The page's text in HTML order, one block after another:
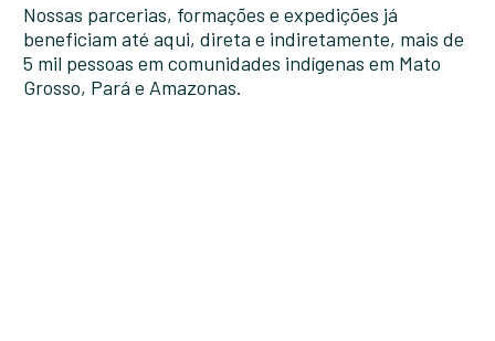
Nossas parcerias, formações e expedições já
beneficiam até aqui, direta e indiretamente, mais de
5 mil pessoas em comunidades indígenas em Mato
Grosso, Pará e Amazonas.